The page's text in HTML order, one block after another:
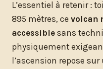
L’essentiel à retenir :
895 mètres, ce volcan
accessible sans
physiquement
l’ascension repose